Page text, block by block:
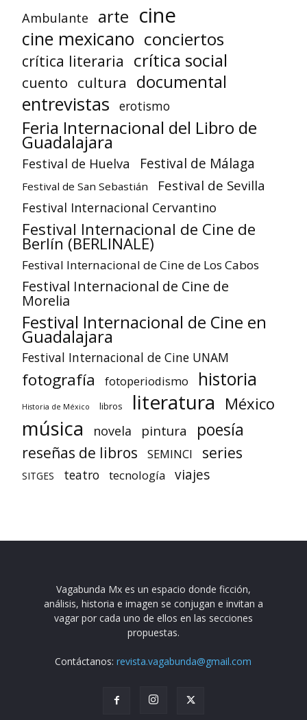
Ambulante arte cine
cine mexicano conciertos
crítica literaria crítica social
cuento cultura documental
entrevistas erotismo
Feria Internacional del Libro de
Guadalajara
Festival de Huelva Festival de Málaga
Festival de San Sebastián Festival de Sevilla
Festival Internacional Cervantino
Festival Internacional de Cine de
Berlín (BERLINALE)
Festival Internacional de Cine de Los Cabos
Festival Internacional de Cine de
Morelia
Festival Internacional de Cine en
Guadalajara
Festival Internacional de Cine UNAM
fotografía fotoperiodismo historia
Historia de México libros literatura México
música novela pintura poesía
reseñas de libros SEMINCI series
SITGES teatro tecnología viajes
Vagabunda Mx es un espacio donde ficción,
análisis, historia e imagen se conjugan e invitan a
vagar por cada uno de ellos en las secciones
propuestas.
Contáctanos:revista.vagabunda@gmail.com